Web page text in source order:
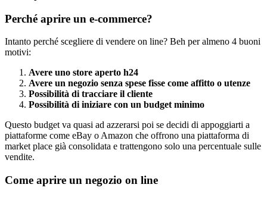
Perché aprire un e-commerce?
Intanto perché scegliere di vendere on line? Beh per almeno 4 buoni
motivi:
Avere uno store aperto h24
Avere un negozio senza spese fisse come affitto o utenze
Possibilità di tracciare il cliente
Possibilità di iniziare con un budget minimo
Questo budget va quasi ad azzerarsi poi se decidi di appoggiarti a
piattaforme come eBay o Amazon che offrono una piattaforma di
market place già consolidata e trattengono solo una percentuale sulle
vendite.
Come aprire un negozio on line